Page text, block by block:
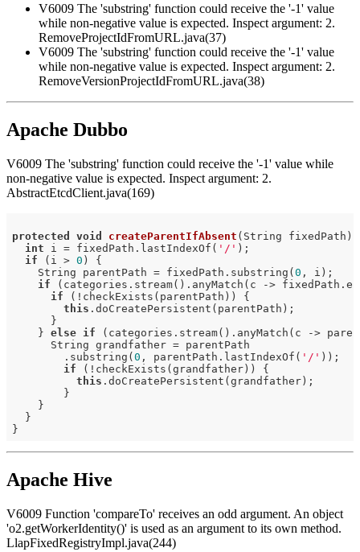
V6009 The 'substring' function could receive the '-1' value
while non-negative value is expected. Inspect argument: 2.
RemoveProjectIdFromURL.java(37)
V6009 The 'substring' function could receive the '-1' value
while non-negative value is expected. Inspect argument: 2.
RemoveVersionProjectIdFromURL.java(38)
Apache Dubbo
V6009 The 'substring' function could receive the '-1' value while
non-negative value is expected. Inspect argument: 2.
AbstractEtcdClient.java(169)
protected void createParentIfAbsent (String fixedPath)
int i = fixedPath.lastIndexOf( '/' );
if (i > 0 ) {
    String parentPath = fixedPath.substring(
0 , i);
if (categories.stream().anyMatch(c ->
if (!checkExists(parentPath)) {
this .doCreatePersistent(parentPath);
      }
    }
else if (categories.stream().anyMatch(c ->
      String grandfather = parentPath
        .substring(
0 , parentPath.lastIndexOf( '/'
if (!checkExists(grandfather)) {
this .doCreatePersistent(grandfather);
        }
    }
  }
Apache Hive
V6009 Function 'compareTo' receives an odd argument. An object
'o2.getWorkerIdentity()' is used as an argument to its own method.
LlapFixedRegistryImpl.java(244)